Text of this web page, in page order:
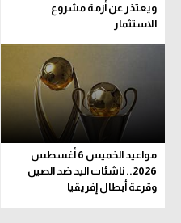
ويعتذر عن أزمة مشروع
الاستثمار
مواعيد الخميس 6 أغسطس
2026.. ناشئات اليد ضد الصين
وقرعة أبطال إفريقيا